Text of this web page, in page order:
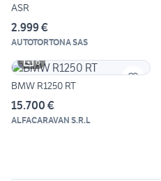
ASR
2.999 €
AUTOTORTONA SAS
6
BMW R1250 RT
15.700 €
ALFACARAVAN S.R.L